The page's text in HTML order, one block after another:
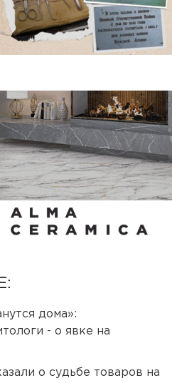
дома»:
- о явке на
о судьбе товаров на